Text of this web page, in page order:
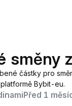
směny
částky pro
Bybit-eu.
Před 1